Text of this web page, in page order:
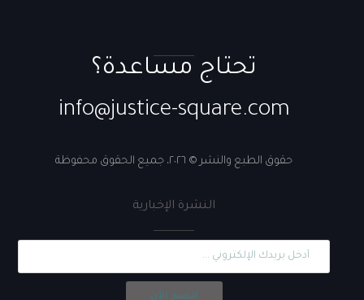
تحتاج مساعدة؟
info@justice-square.com
حقوق الطبع والنشر © ٢٠٢٦، جميع الحقوق محفوظة
النشرة الإخبارية
انضم الآن